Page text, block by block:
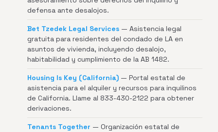
defensa ante desalojos.
Bet Tzedek Legal Services — Asistencia legal
gratuita para residentes del condado de LA en
asuntos de vivienda, incluyendo desalojo,
habitabilidad y cumplimiento de la AB 1482.
Housing Is Key (California) — Portal estatal de
asistencia para el alquiler y recursos para inquilinos
de California. Llame al 833-430-2122 para obtener
derivaciones.
Tenants Together — Organización estatal de